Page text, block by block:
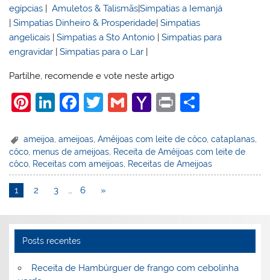
egípcias |Amuletos & Talismãs|Simpatias a Iemanjá
|Simpatias Dinheiro & Prosperidade|Simpatias
angelicais |Simpatias a Sto Antonio |Simpatias para
engravidar |Simpatias para o Lar |
Partilhe, recomende e vote neste artigo
Pi
er
e
st
Li
k
e
dI
n
F
c
e
b
o
k
T
itt
er
G
ai
l
Y
h
o
o
l
Pr
t
ar
e
ameijoa ,ameijoas ,Amêijoas com leite de côco ,cataplanas
côco menus de ameijoas Receita de Amêijoas com leite de
côco Receitas com ameijoas Receitas de Ameijoas
1 2 3 … 6 »
Posts recentes
Receita de Hambúrguer de frango com cebolinha